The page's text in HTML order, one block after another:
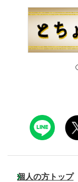
個人の方トップ